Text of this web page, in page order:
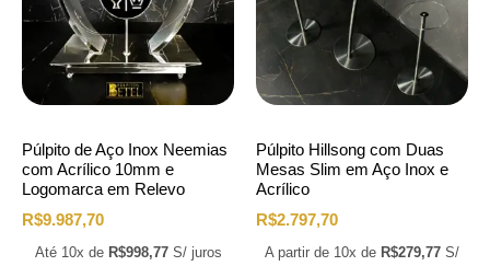
Púlpito de Aço Inox Neemias
com Acrílico 10mm e
Logomarca em Relevo
R$9.987,70
Até 10x de R$998,77 S/ juros
Púlpito Hillsong com Duas
Mesas Slim em Aço Inox e
Acrílico
R$2.797,70
A partir de 10x de R$279,77 S/